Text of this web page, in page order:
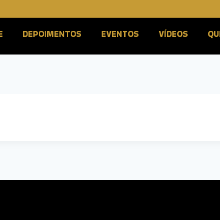
DEPOIMENTOS EVENTOS VÍDEOS